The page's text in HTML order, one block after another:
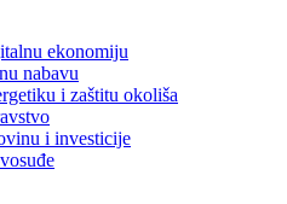
ekonomiju
nabavu
i zaštitu okoliša
i investicije